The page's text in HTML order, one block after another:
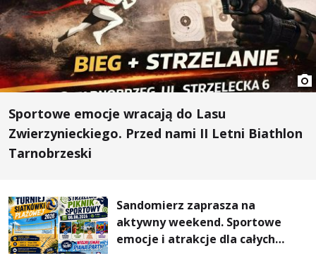
Sportowe emocje wracają do Lasu
Zwierzynieckiego. Przed nami II Letni Biathlon
Tarnobrzeski
Sandomierz zaprasza na
aktywny weekend. Sportowe
emocje i atrakcje dla całych